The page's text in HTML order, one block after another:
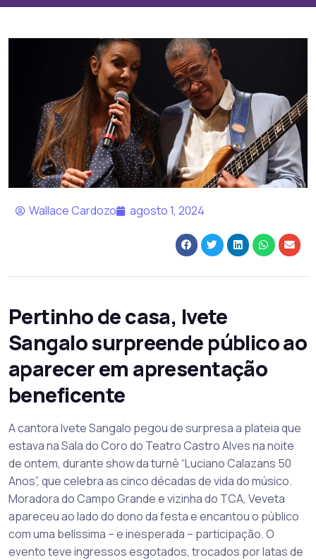
Wallace Cardozo agosto 1, 2024
Pertinho de casa, Ivete
Sangalo surpreende público ao
aparecer em apresentação
beneficente
A cantora Ivete Sangalo pegou de surpresa a plateia que
estava na Sala do Coro do Teatro Castro Alves na noite
de ontem, durante show da turnê “Luciano Calazans 50
Anos”, que celebra as cinco décadas de vida do músico.
Moradora do Campo Grande e vizinha do TCA, Veveta
apareceu ao lado do dono da festa e encantou o público
com uma belíssima – e inesperada – participação. O
evento teve ingressos esgotados, trocados por latas de